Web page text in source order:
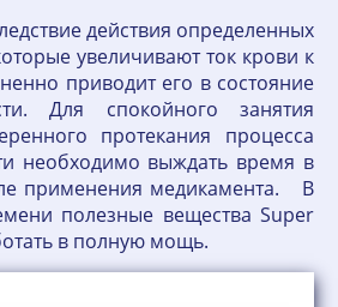
действия определенных
увеличивают ток крови к
приводит его в состояние
Для спокойного занятия
протекания процесса
необходимо выждать время в
применения медикамента. В
полезные вещества Super
в полную мощь.